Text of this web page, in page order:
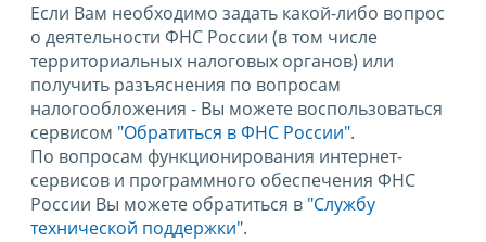
Если Вам необходимо задать какой-либо вопрос
о деятельности ФНС России (в том числе
территориальных налоговых органов) или
получить разъяснения по вопросам
налогообложения - Вы можете воспользоваться
сервисом "Обратиться в ФНС России".
По вопросам функционирования интернет-
сервисов и программного обеспечения ФНС
России Вы можете обратиться в "Службу
технической поддержки".